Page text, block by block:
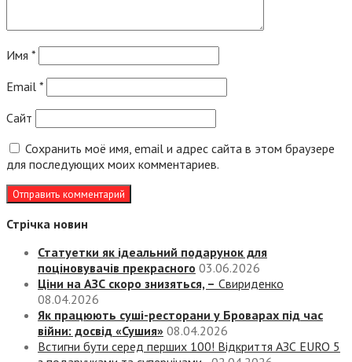
Имя *
Email *
Сайт
Сохранить моё имя, email и адрес сайта в этом браузере
для последующих моих комментариев.
Стрічка новин
Статуетки як ідеальний подарунок для
поціновувачів прекрасного 03.06.2026
Ціни на АЗС скоро знизяться, – Свириденко
08.04.2026
Як працюють суші-ресторани у Броварах під час
війни: досвід «Сушия» 08.04.2026
Встигни бути серед перших 100! Відкриття АЗС EURO 5